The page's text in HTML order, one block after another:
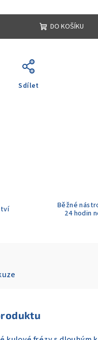
DO KOŠÍKU
Sdílet
Běžné
24 hodin